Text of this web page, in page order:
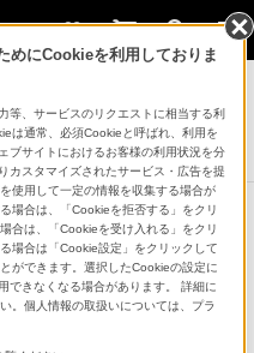
めにCookieを利用しておりま
等、サービスのリクエストに相当する利
は通常、必須Cookieと呼ばれ、利用を
ブサイトにおけるお客様の利用状況を分
カスタマイズされたサービス・広告を提
使用して一定の情報を収集する場合が
場合は、「Cookieを拒否する」をクリ
合は、「Cookieを受け入れる」をクリ
場合は「Cookie設定」をクリックして
ができます。選択したCookieの設定に
できなくなる場合があります。 詳細に
。個人情報の取扱いについては、プラ